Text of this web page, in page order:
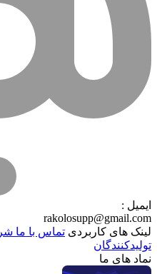
ایمیل :
rakolosupp@gmail.com
لینک های کاربردی تماس با ما
تولیدکنندگان
نماد های ما